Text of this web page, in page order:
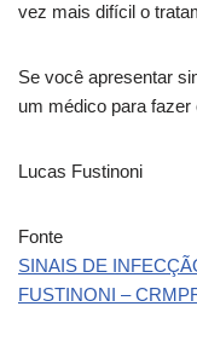
vez mais difícil o
Se você apresentar
um médico para fazer
Lucas Fustinoni
Fonte
SINAIS DE
FUSTINONI –